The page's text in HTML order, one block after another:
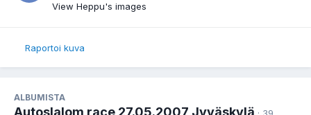
View Heppu's images
Raportoi kuva
ALBUMISTA
Autoslalom race 27.05.2007 Jyväskylä